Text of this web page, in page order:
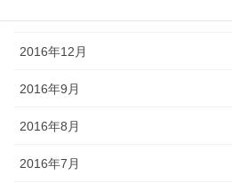
2016年12月
2016年9月
2016年8月
2016年7月